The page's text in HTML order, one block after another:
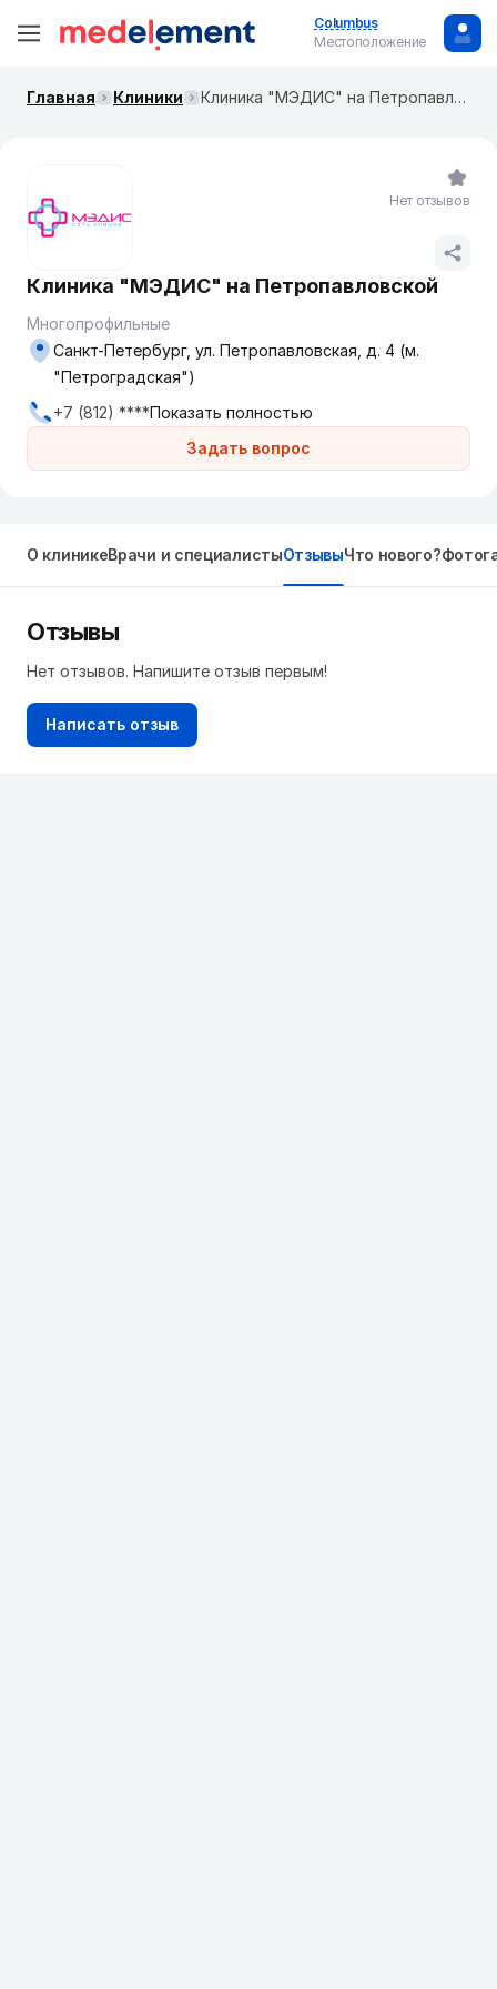
Columbus
Местоположение
Главная Клиники Клиника "МЭДИС" на Петропавловской
Клиника "МЭДИС" на Петропавловской
Многопрофильные
Задать вопрос
Санкт-Петербург, ул. Петропавловская, д. 4 (м.
"Петроградская")
+7 (812) ****Показать полностью
Нет отзывов
О клиникеВрачи и специалистыОтзывыЧто нового?
Отзывы
Нет отзывов. Напишите отзыв первым!
Написать отзыв